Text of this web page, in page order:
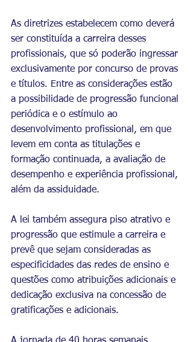
As diretrizes estabelecem como deverá
ser constituída a carreira desses
profissionais, que só poderão ingressar
exclusivamente por concurso de provas
e títulos. Entre as considerações estão
a possibilidade de progressão funcional
periódica e o estímulo ao
desenvolvimento profissional, em que
levem em conta as titulações e
formação continuada, a avaliação de
desempenho e experiência profissional,
além da assiduidade.
A lei também assegura piso atrativo e
progressão que estimule a carreira e
prevê que sejam consideradas as
especificidades das redes de ensino e
questões como atribuições adicionais e
dedicação exclusiva na concessão de
gratificações e adicionais.